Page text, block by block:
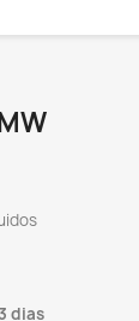
dias